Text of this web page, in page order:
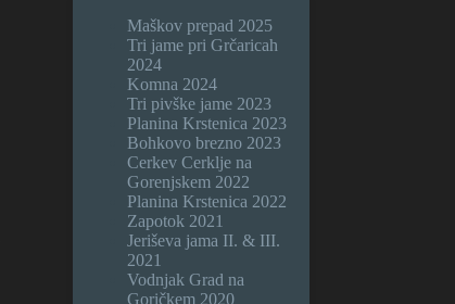
Maškov prepad 2025
Tri jame pri Grčaricah
2024
Komna 2024
Tri pivške jame 2023
Planina Krstenica 2023
Bohkovo brezno 2023
Cerkev Cerklje na
Gorenjskem 2022
Planina Krstenica 2022
Zapotok 2021
Jeriševa jama II. & III.
2021
Vodnjak Grad na
Goričkem 2020